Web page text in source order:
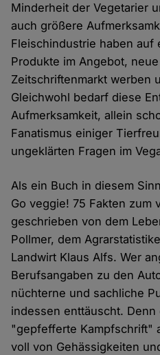
Minderheit der Vegetarier
auch größere
Fleischindustrie haben auf
Produkte im Angebot,
Zeitschriftenmarkt werben
Gleichwohl bedarf diese
Aufmerksamkeit, allein
Fanatismus einiger
ungeklärten Fragen im
Als ein Buch in diesem
Go veggie! 75 Fakten zum
geschrieben von dem
Pollmer, dem
Landwirt Klaus Alfs. Wer
Berufsangaben zu den
nüchterne und sachliche
indessen enttäuscht. Denn
"gepfefferte Kampfschrift"
voll von Gehässigkeiten